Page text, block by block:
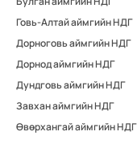
Говь-Алтай аймгийн НДГ
Дорноговь аймгийн НДГ
Дорнод аймгийн НДГ
Дундговь аймгийн НДГ
Завхан аймгийн НДГ
Өвөрхангай аймгийн НДГ